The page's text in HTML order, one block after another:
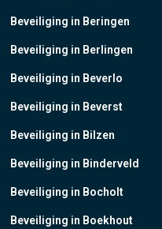
Beveiliging in Beringen
Beveiliging in Berlingen
Beveiliging in Beverlo
Beveiliging in Beverst
Beveiliging in Bilzen
Beveiliging in Binderveld
Beveiliging in Bocholt
Beveiliging in Boekhout